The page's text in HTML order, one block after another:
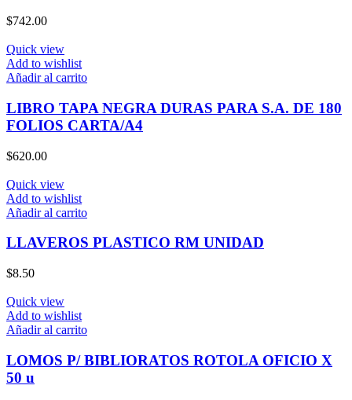
$742.00
Quick view
Add to wishlist
Añadir al carrito
LIBRO TAPA NEGRA DURAS PARA S.A. DE 180
FOLIOS CARTA/A4
$620.00
Quick view
Add to wishlist
Añadir al carrito
LLAVEROS PLASTICO RM UNIDAD
$8.50
Quick view
Add to wishlist
Añadir al carrito
LOMOS P/ BIBLIORATOS ROTOLA OFICIO X
50 u